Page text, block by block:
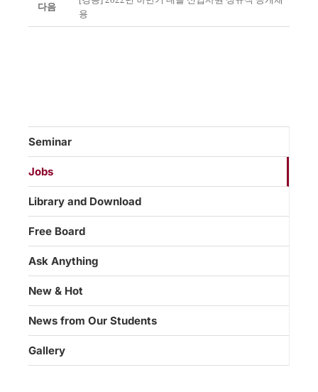
다음
용
Seminar
Jobs
Library and Download
Free Board
Ask Anything
New & Hot
News from Our Students
Gallery